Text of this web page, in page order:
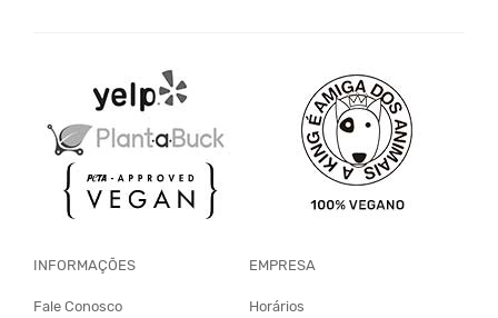
INFORMAÇÕES
Fale Conosco
EMPRESA
Horários